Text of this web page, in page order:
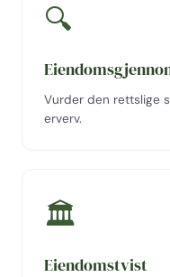
🔍
Vurder den rettslige
erverv.
🏛
Eiendomstvist